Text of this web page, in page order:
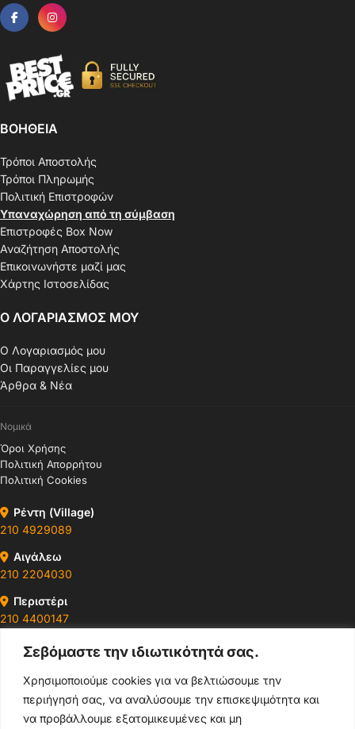
Σεβόμαστε την ιδιωτικότητά σας.
Χρησιμοποιούμε cookies για να βελτιώσουμε την
περιήγησή σας, να αναλύσουμε την επισκεψιμότητα και
να προβάλλουμε εξατομικευμένες και μη
ΒΟΗΘΕΙΑ
Τρόποι Αποστολής
Τρόποι Πληρωμής
Πολιτική Επιστροφών
Υπαναχώρηση από τη σύμβαση
Επιστροφές Box Now
Αναζήτηση Αποστολής
Επικοινωνήστε μαζί μας
Χάρτης Ιστοσελίδας
Ο ΛΟΓΑΡΙΑΣΜΟΣ ΜΟΥ
Ο Λογαριασμός μου
Οι Παραγγελίες μου
Άρθρα & Νέα
Νομικά
Όροι Χρήσης
Πολιτική Απορρήτου
Πολιτική Cookies
Ρέντη (Village)
210 4929089
Αιγάλεω
210 2204030
Περιστέρι
210 4400147
Ωράρια & Διευθύνσεις →
210 4929089